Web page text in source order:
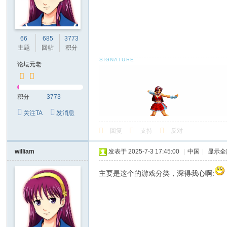
66
主题
685
回帖
3773
积分
论坛元老
积分 3773
关注TA 发消息
回复 支持 反对
william 发表于 2025-7-3 17:45:00 中国 显示
主要是这个的游戏分类，深得我心啊: